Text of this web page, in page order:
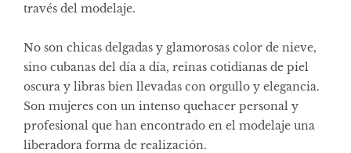
través del modelaje.
No son chicas delgadas y glamorosas color de nieve,
sino cubanas del día a día, reinas cotidianas de piel
oscura y libras bien llevadas con orgullo y elegancia.
Son mujeres con un intenso quehacer personal y
profesional que han encontrado en el modelaje una
liberadora forma de realización.